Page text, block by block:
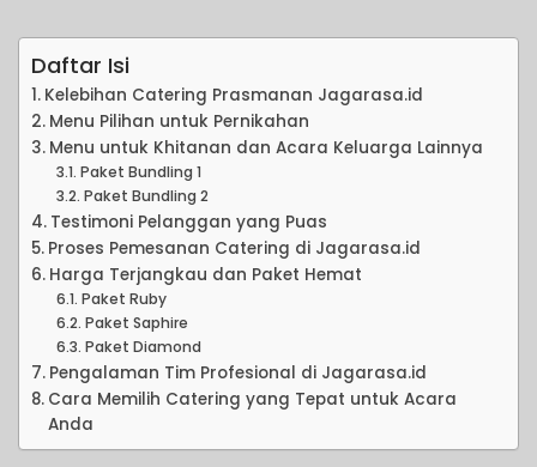
Daftar Isi
Kelebihan Catering Prasmanan Jagarasa.id
Menu Pilihan untuk Pernikahan
Menu untuk Khitanan dan Acara Keluarga Lainnya
Paket Bundling 1
Paket Bundling 2
Testimoni Pelanggan yang Puas
Proses Pemesanan Catering di Jagarasa.id
Harga Terjangkau dan Paket Hemat
Paket Ruby
Paket Saphire
Paket Diamond
Pengalaman Tim Profesional di Jagarasa.id
Cara Memilih Catering yang Tepat untuk Acara
Anda